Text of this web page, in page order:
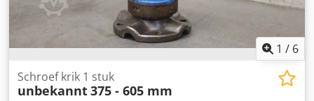
1 / 6
Schroef krik 1 stuk
unbekannt375 - 605 mm